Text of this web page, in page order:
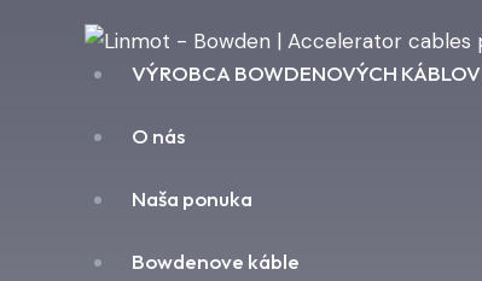
VÝROBCA BOWDENOVÝCH KÁBLOV
O nás
Naša ponuka
Bowdenove káble